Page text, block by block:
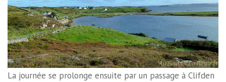
La journée se prolonge ensuite par un passage à Clifden